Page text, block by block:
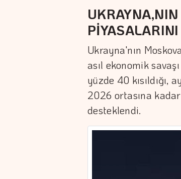
Ukrayna'nın
asıl ekonomik
yüzde 40 kısıldığı,
2026 ortasına
desteklendi.